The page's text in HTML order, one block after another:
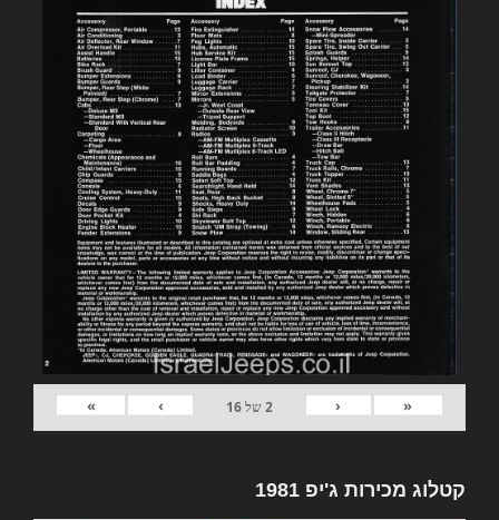
«
‹
2של16
›
»
קטלוג מכירות ג'יפ 1981